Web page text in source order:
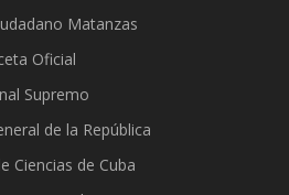
Matanzas
Oficial
Supremo
de la República
Ciencias de Cuba